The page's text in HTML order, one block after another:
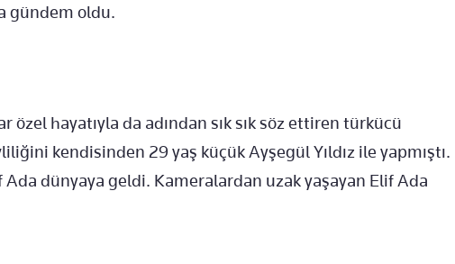
gündem oldu.
özel hayatıyla da adından sık sık söz ettiren türkücü
kendisinden 29 yaş küçük Ayşegül Yıldız ile yapmıştı.
Ada dünyaya geldi. Kameralardan uzak yaşayan Elif Ada